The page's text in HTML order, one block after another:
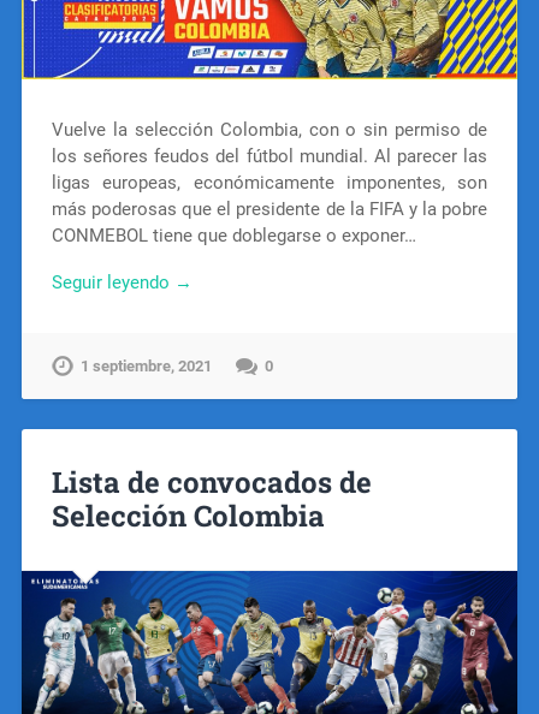
Vuelve la selección Colombia, con o sin permiso de
los señores feudos del fútbol mundial. Al parecer las
ligas europeas, económicamente imponentes, son
más poderosas que el presidente de la FIFA y la pobre
CONMEBOL tiene que doblegarse o exponer…
Seguir leyendo →
1 septiembre, 2021 0
Lista de convocados de
Selección Colombia